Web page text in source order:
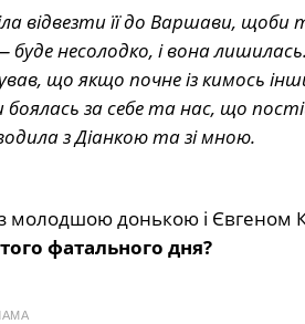
відвезти її до Варшави, щоби
несолодко, і вона
що якщо почне із кимось
боялась за себе та нас, що
з Діанкою та зі мною.
молодшою донькою і Євгеном
фатального дня?